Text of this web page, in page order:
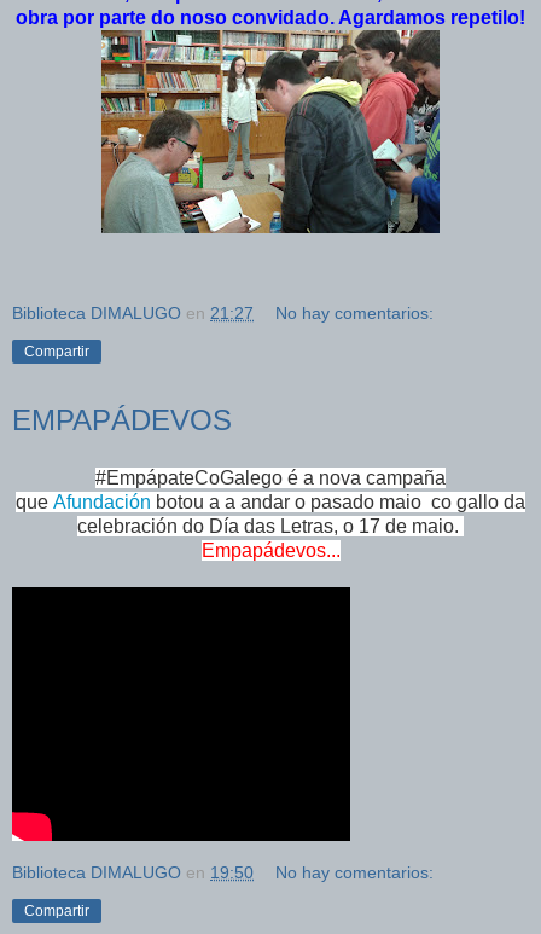
obra por parte do noso convidado. Agardamos repetilo!
Biblioteca DIMALUGO en 21:27 No hay comentarios:
Compartir
EMPAPÁDEVOS
#EmpápateCoGalego é a nova campaña
que Afundación botou a a andar o pasado maio co gallo da
celebración do Día das Letras, o 17 de maio.
Empapádevos...
Biblioteca DIMALUGO en 19:50 No hay comentarios:
Compartir